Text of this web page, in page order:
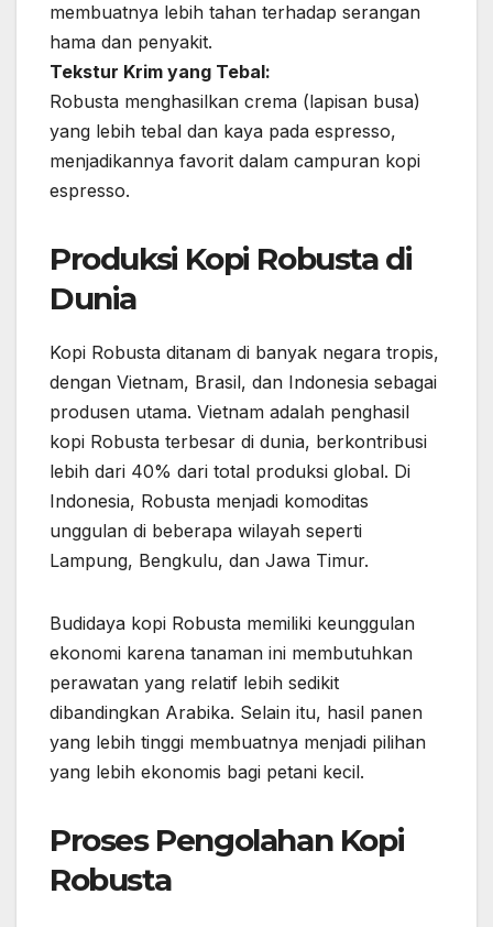
membuatnya lebih tahan terhadap serangan
hama dan penyakit.
Tekstur Krim yang Tebal:
Robusta menghasilkan crema (lapisan busa)
yang lebih tebal dan kaya pada espresso,
menjadikannya favorit dalam campuran kopi
espresso.
Produksi Kopi Robusta di
Dunia
Kopi Robusta ditanam di banyak negara tropis,
dengan Vietnam, Brasil, dan Indonesia sebagai
produsen utama. Vietnam adalah penghasil
kopi Robusta terbesar di dunia, berkontribusi
lebih dari 40% dari total produksi global. Di
Indonesia, Robusta menjadi komoditas
unggulan di beberapa wilayah seperti
Lampung, Bengkulu, dan Jawa Timur.
Budidaya kopi Robusta memiliki keunggulan
ekonomi karena tanaman ini membutuhkan
perawatan yang relatif lebih sedikit
dibandingkan Arabika. Selain itu, hasil panen
yang lebih tinggi membuatnya menjadi pilihan
yang lebih ekonomis bagi petani kecil.
Proses Pengolahan Kopi
Robusta